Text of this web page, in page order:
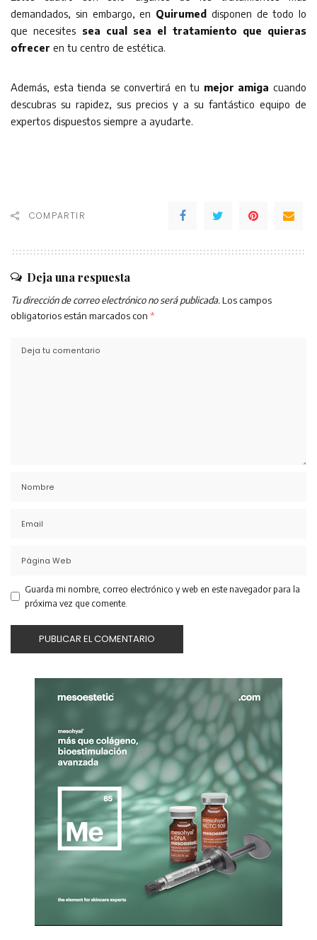
demandados, sin embargo, en Quirumed disponen de todo lo
que necesites sea cual sea el tratamiento que quieras
ofrecer en tu centro de estética.
Además, esta tienda se convertirá en tu mejor amiga cuando
descubras su rapidez, sus precios y a su fantástico equipo de
expertos dispuestos siempre a ayudarte.
COMPARTIR
Deja una respuesta
Tu dirección de correo electrónico no será publicada. Los campos
obligatorios están marcados con *
Guarda mi nombre, correo electrónico y web en este navegador para la
próxima vez que comente.